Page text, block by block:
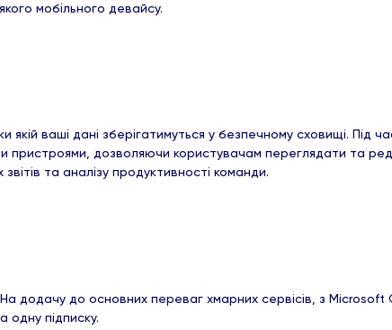
мобільного девайсу.
ваші дані зберігатимуться у безпечному сховищі. Під
пристроями, дозволяючи користувачам переглядати та
та аналізу продуктивності команди.
до основних переваг хмарних сервісів, з Microsoft
одну підписку.